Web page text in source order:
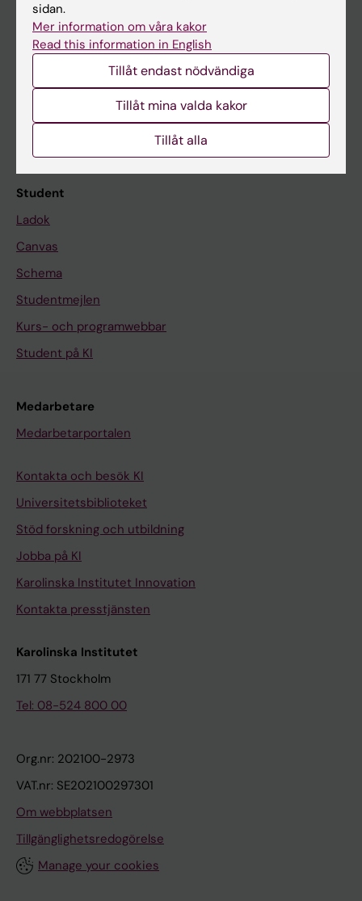
Forskning
Om KI
Nyheter
Kalender
Student
Ladok
Canvas
Schema
Studentmejlen
Kurs- och programwebbar
Student på KI
Medarbetare
Medarbetarportalen
Kontakta och besök KI
Universitetsbiblioteket
Stöd forskning och utbildning
Jobba på KI
Karolinska Institutet Innovation
Kontakta presstjänsten
Karolinska Institutet
171 77 Stockholm
Tel: 08-524 800 00
Org.nr: 202100-2973
VAT.nr: SE202100297301
Om webbplatsen
Tillgänglighetsredogörelse
Manage your cookies
sidan.
Mer information om våra kakor
Read this information in English
Tillåt endast nödvändiga
Tillåt mina valda kakor
Tillåt alla